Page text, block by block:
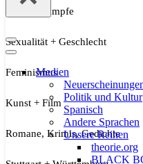
Navigationsmenü
Navigationsmenü
Medien
Politik und Kultur
Spanisch
Andere Sprachen
Unsere Reihen
theorie.org
BLACK
Soziale Kämpfe
Sexualität + Geschlecht
Feminismus
Kunst + Film
Romane, Krimis, Gedichte